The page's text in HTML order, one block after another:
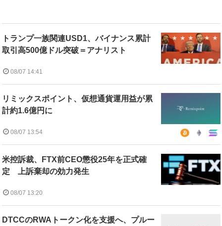
トランプ一族関連USD1、バイナンス累計
取引高500億ドル突破＝アナリスト
08/07 14:41
リミックスポイント、仮想通貨運用益が累
計約1.6億円に
08/07 13:54
米控訴裁、FTX前CEO懲役25年を正式確
定 上訴棄却の効力発生
08/07 13:20
DTCCのRWAトークン化を支援へ、プルー